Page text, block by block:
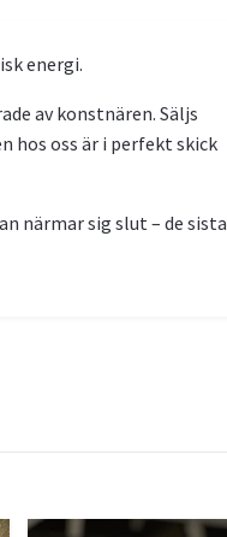
energi.
av konstnären. Säljs
hos oss är i perfekt skick
närmar sig slut – de sista